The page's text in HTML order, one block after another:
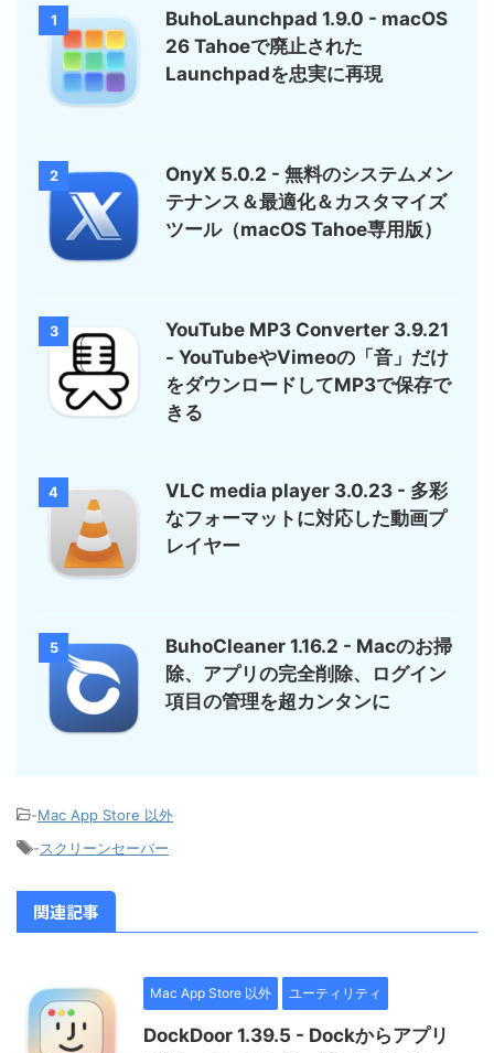
1
BuhoLaunchpad 1.9.0 - macOS
26 Tahoeで廃止された
Launchpadを忠実に再現
2
OnyX 5.0.2 - 無料のシステムメン
テナンス＆最適化＆カスタマイズ
ツール（macOS Tahoe専用版）
3
YouTube MP3 Converter 3.9.21
- YouTubeやVimeoの「音」だけ
をダウンロードしてMP3で保存で
きる
4
VLC media player 3.0.23 - 多彩
なフォーマットに対応した動画プ
レイヤー
5
BuhoCleaner 1.16.2 - Macのお掃
除、アプリの完全削除、ログイン
項目の管理を超カンタンに
-Mac App Store 以外
-スクリーンセーバー
関連記事
Mac App Store 以外 ユーティリティ
DockDoor 1.39.5 - Dockからアプリ